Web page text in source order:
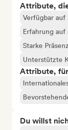
Attribute,
Verfügbar auf
Erfahrung auf
Starke
Unterstützte
Attribute,
Du willst